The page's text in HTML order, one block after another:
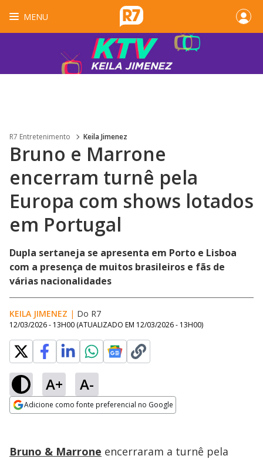
MENU
R7 Entretenimento Keila Jimenez
Bruno e Marrone
encerram turnê pela
Europa com shows lotados
em Portugal
Dupla sertaneja se apresenta em Porto e Lisboa
com a presença de muitos brasileiros e fãs de
várias nacionalidades
KEILA JIMENEZ | Do R7
12/03/2026 - 13H00 (ATUALIZADO EM 12/03/2026 - 13H00)
A+ A-
Adicione como fonte preferencial no Google
Ativar
100.00%
Bruno & Marrone encerraram a turnê pela